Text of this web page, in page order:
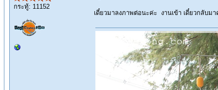
กระทู้: 11152
เดี๋ยวมาลงภาพต่อนะค่ะ งานเข้า เดี๋ยวกลับมา